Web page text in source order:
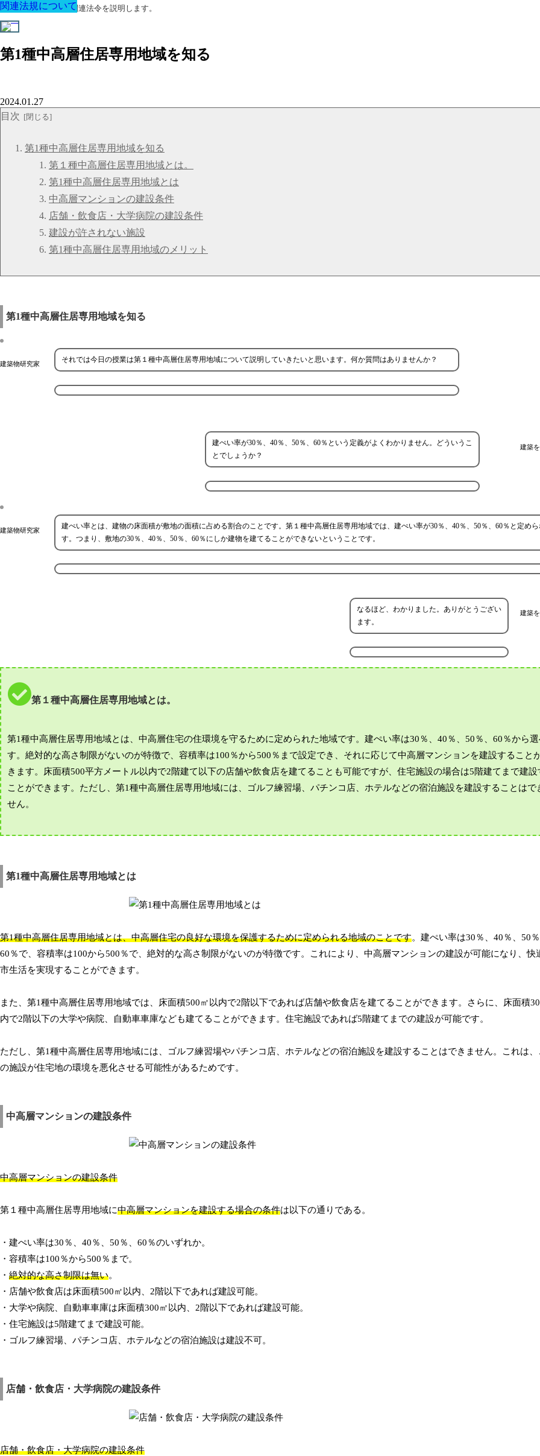
建築に関する用語と関連法令を説明します。
第1種中高層住居専用地域を知る
関連法規について
2024.01.27
目次
第1種中高層住居専用地域を知る
第１種中高層住居専用地域とは。
第1種中高層住居専用地域とは
中高層マンションの建設条件
店舗・飲食店・大学病院の建設条件
建設が許されない施設
第1種中高層住居専用地域のメリット
第1種中高層住居専用地域を知る
建築物研究家 それでは今日の授業は第１種中高層住居専用地域について説明していきたいと思います。何か質問はありませんか？
建築
建ぺい率が30％、40％、50％、60％という定義がよくわかりません。どういうこ
とでしょうか？
建築物研究家
建ぺい率とは、建物の床面積が敷地の面積に占める割合のことです。第１種中高層住居専用地域では、建ぺい率が30％、40％、50％、60％と定めら
す。つまり、敷地の30％、40％、50％、60％にしか建物を建てることができないということです。
建築
なるほど、わかりました。ありがとうござい
ます。
第１種中高層住居専用地域とは。
第1種中高層住居専用地域とは、中高層住宅の住環境を守るために定められた地域です。建ぺい率は30％、40％、50％、60％から選
す。絶対的な高さ制限がないのが特徴で、容積率は100％から500％まで設定でき、それに応じて中高層マンションを建設すること
きます。床面積500平方メートル以内で2階建て以下の店舗や飲食店を建てることも可能ですが、住宅施設の場合は5階建てまで建設
ことができます。ただし、第1種中高層住居専用地域には、ゴルフ練習場、パチンコ店、ホテルなどの宿泊施設を建設することはで
せん。
第1種中高層住居専用地域とは
第1種中高層住居専用地域とは、中高層住宅の良好な環境を保護するために定められる地域のことです。建ぺい率は30％、40％、50％
60％で、容積率は100から500％で、絶対的な高さ制限がないのが特徴です。これにより、中高層マンションの建設が可能になり、快
市生活を実現することができます。
また、第1種中高層住居専用地域では、床面積500㎡以内で2階以下であれば店舗や飲食店を建てることができます。さらに、床面積
内で2階以下の大学や病院、自動車車庫なども建てることができます。住宅施設であれば5階建てまでの建設が可能です。
ただし、第1種中高層住居専用地域には、ゴルフ練習場やパチンコ店、ホテルなどの宿泊施設を建設することはできません。これは、
の施設が住宅地の環境を悪化させる可能性があるためです。
中高層マンションの建設条件
中高層マンションの建設条件
第１種中高層住居専用地域に中高層マンションを建設する場合の条件は以下の通りである。
・建ぺい率は30％、40％、50％、60％のいずれか。
・容積率は100％から500％まで。
・ 絶対的な高さ制限は無い。
・店舗や飲食店は床面積500㎡以内、2階以下であれば建設可能。
・大学や病院、自動車車庫は床面積300㎡以内、2階以下であれば建設可能。
・住宅施設は5階建てまで建設可能。
・ゴルフ練習場、パチンコ店、ホテルなどの宿泊施設は建設不可。
店舗・飲食店・大学病院の建設条件
店舗・飲食店・大学病院の建設条件
関連法規について
関連法規について
関連法規について
関連法規について
関連法規について
関連法規について